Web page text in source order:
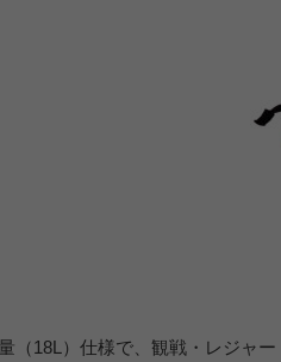
（18L）仕様で、観戦・レジャ